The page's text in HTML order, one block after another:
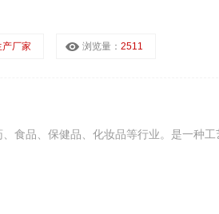
产厂家 浏览量： 2511
食品、保健品、化妆品等行业。是一种工